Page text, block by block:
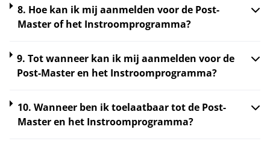
8. Hoe kan ik mij aanmelden voor de Post-
Master of het Instroomprogramma?
9. Tot wanneer kan ik mij aanmelden voor de
Post-Master en het Instroomprogramma?
10. Wanneer ben ik toelaatbaar tot de Post-
Master en het Instroomprogramma?